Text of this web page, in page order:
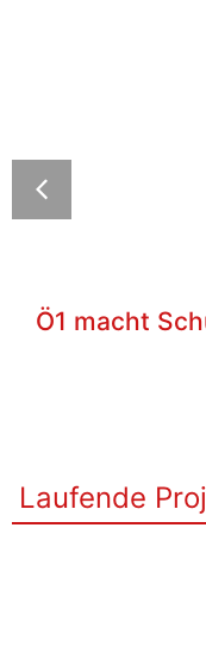
Ö1 macht
Laufende